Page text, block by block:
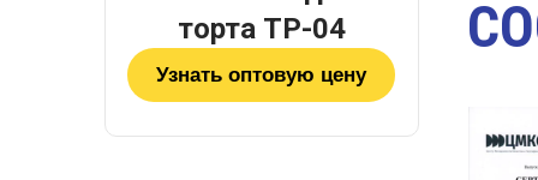
торта ТР-04
Узнать оптовую цену